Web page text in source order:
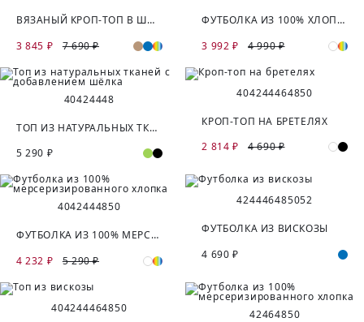
ВЯЗАНЫЙ КРОП-ТОП В ШИРОКУЮ ПОЛОСУ
3 845 ₽
7 690 ₽
ФУТБОЛКА ИЗ 100% ХЛОПКА С ПРИНТОМ
3 992 ₽
4 990 ₽
40424448
ТОП ИЗ НАТУРАЛЬНЫХ ТКАНЕЙ С ДОБАВЛЕНИЕМ ШЁЛКА
5 290 ₽
404244464850
КРОП-ТОП НА БРЕТЕЛЯХ
2 814 ₽
4 690 ₽
4042444850
ФУТБОЛКА ИЗ 100% МЕРСЕРИЗИРОВАННОГО ХЛОПКА
4 232 ₽
5 290 ₽
424446485052
ФУТБОЛКА ИЗ ВИСКОЗЫ
4 690 ₽
404244464850 42464850